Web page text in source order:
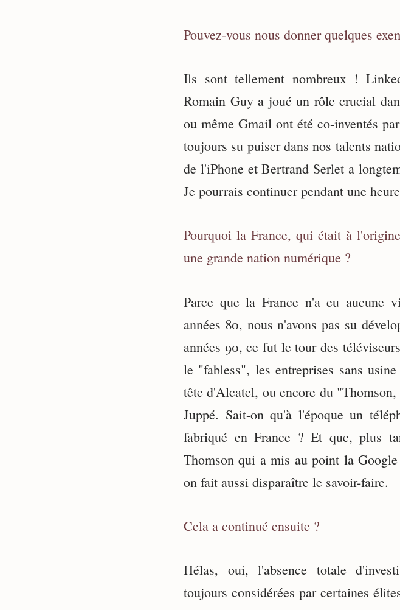
Pouvez-vous nous donner quelques
Ils sont tellement nombreux !
Romain Guy a joué un rôle crucial
ou même Gmail ont été co-inventés
toujours su puiser dans nos talents
de l'iPhone et Bertrand Serlet a
Je pourrais continuer pendant une
Pourquoi la France, qui était à
une grande nation numérique ?
Parce que la France n'a eu aucune
années 80, nous n'avons pas su
années 90, ce fut le tour des
le "fabless", les entreprises sans
tête d'Alcatel, ou encore du
Juppé. Sait-on qu'à l'époque un
fabriqué en France ? Et que, plus
Thomson qui a mis au point la
on fait aussi disparaître le savoir-faire.
Cela a continué ensuite ?
Hélas, oui, l'absence totale
toujours considérées par certaines